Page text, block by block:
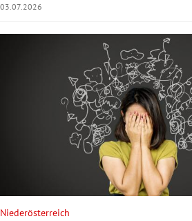
03.07.2026
Niederösterreich